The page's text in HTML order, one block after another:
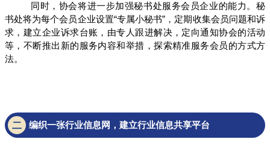
同时，协会将进一步加强秘书处服务会员企业的能力。秘
书处将为每个会员企业设置“专属小秘书”，定期收集会员问题和诉
求，建立企业诉求台账，由专人跟进解决，定向通知协会的活动
等，不断推出新的服务内容和举措，探索精准服务会员的方式方
法。
二 编织一张行业信息网，建立行业信息共享平台